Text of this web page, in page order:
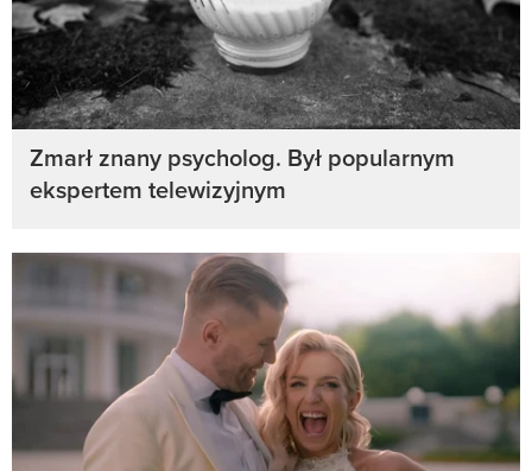
Zmarł znany psycholog. Był popularnym
ekspertem telewizyjnym